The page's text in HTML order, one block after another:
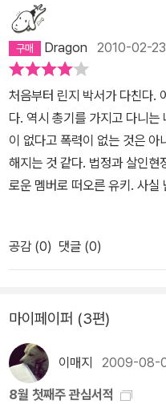
뿐이라며 겁에 질려 있었다.
로 끌어냈고, 그 때 여자아이와
에게 발사한다. 쓰러진 상태에
서 즉사하고 남자아이는 평생
방위가 분명했지만 린지는 아
직전에 마신 알콜과 직무집행
에 따르면 린지는 아이들이라
웠어야 했다. 그랬다면 아이들
나 불구가 되지도 않았을 것이
압박을 느낀다. 패소하면 막대
두어야 했다.그런 린지에게 동
른 연쇄살인이 기다리고 있었
있었던 것이다. 그들은 죽기
는데 그 수법은 린지가 10년
법이었다. 우먼스 머더 클럽 시
부 부서장 린지, 샌프란시스코
Dragon 2010-02-23
처음부터 린지 박서가 다친다.
다. 역시 총기를 가지고 다니는
이 없다고 폭력이 없는 것은
해지는 것 같다. 법정과 살인
로운 멤버로 떠오른 유키. 사실
쓰리데이즈보다 더 흥미있고
그냥 다 읽은 책이기도하다. 진
않고 뒤의 이야기가 궁금해서
기. 여성이라는 것도 공통점이
게 쓰리데이즈부터는 린지 혼
은 그냥 잠시 나오는 정도.이 책
고 싶어진다
공감 (0) 댓글 (0)
마이페이퍼 (3편)
이매지 2009-08-
8월 첫째주 관심서적